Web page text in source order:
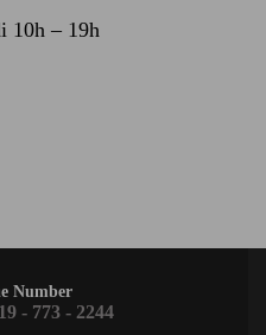
10h – 19h
Number
- 773 - 2244